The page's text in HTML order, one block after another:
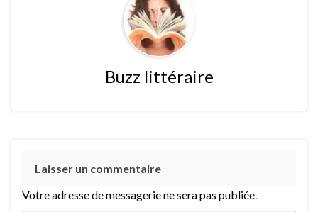
Buzz littéraire
Laisser un commentaire
Votre adresse de messagerie ne sera pas publiée.